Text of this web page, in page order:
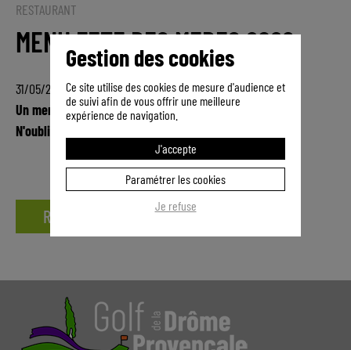
RESTAURANT
MENU FETE DES MERES 2026
31/05/2026
Un menu sympa pour un moment en famille
N'oubliez pas de réserver !
RETOUR
Gestion des cookies
Ce site utilise des cookies de mesure d'audience et
de suivi afin de vous offrir une meilleure
expérience de navigation.
J'accepte
Paramétrer les cookies
Je refuse